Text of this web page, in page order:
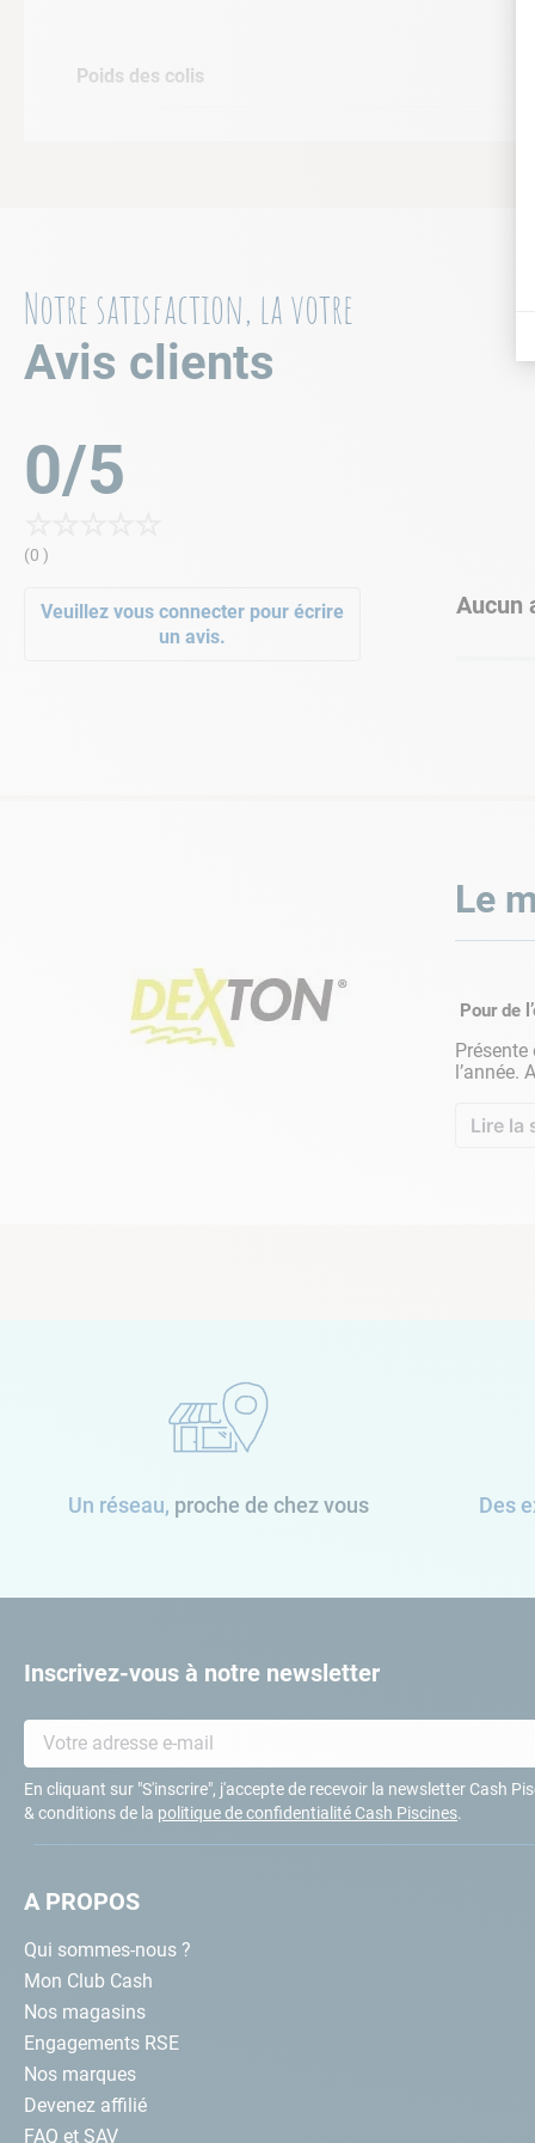
Poids des colis
Notre satisfaction, la votre
Avis clients
0/5
(0 )
Veuillez vous connecter pour écrire
un avis.
Aucun
Le
Pour de
Présente
l’année.
Lire la
Un réseau, proche de chez vous Des
Inscrivez-vous à notre newsletter
En cliquant sur "S'inscrire", j'accepte de recevoir la newsletter Cash
& conditions de la politique de confidentialité Cash Piscines.
A PROPOS
Qui sommes-nous ?
Mon Club Cash
Nos magasins
Engagements RSE
Nos marques
Devenez affilié
FAQ et SAV